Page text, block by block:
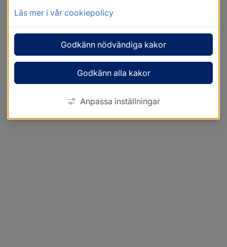
Läs mer i vår cookiepolicy
Godkänn nödvändiga kakor
Godkänn alla kakor
Anpassa inställningar